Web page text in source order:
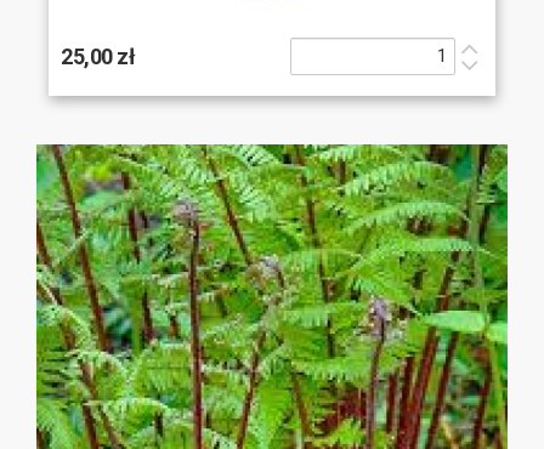
25,00 zł